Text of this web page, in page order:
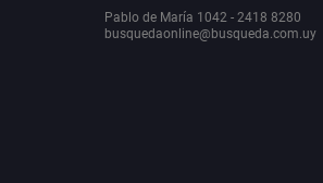
Pablo de María 1042 - 2418 8280
busquedaonline@busqueda.com.uy